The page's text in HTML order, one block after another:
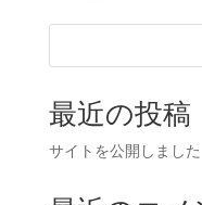
最近の投稿
サイトを公開しました